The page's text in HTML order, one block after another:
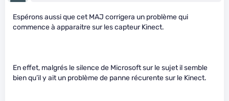
Espérons aussi que cet MAJ corrigera un problème qui
commence à apparaitre sur les capteur Kinect.
En effet, malgrés le silence de Microsoft sur le sujet il semble
bien qu’il y ait un problème de panne récurente sur le Kinect.